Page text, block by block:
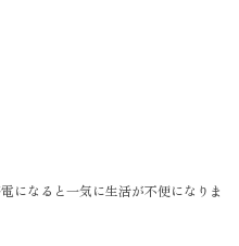
になると一気に生活が不便になりま